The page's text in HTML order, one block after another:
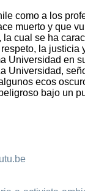
como a los
muerto y que
cual se ha
la justicia
Universidad en
Universidad,
ecos
bajo un